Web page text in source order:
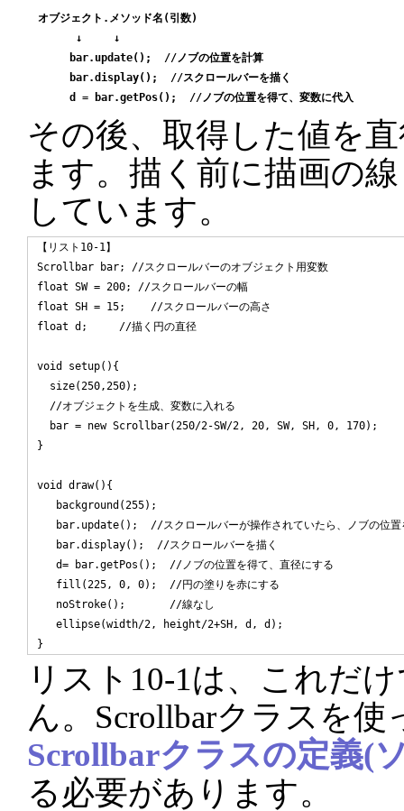
オブジェクト.メソッド名(引数)
      ↓     ↓
     bar.update();  //ノブの位置を計算
     bar.display();  //スクロールバーを描く
その後、取得した値を
ます。描く前に描画の
しています。
【リスト10-1】
Scrollbar bar; //スクロールバーのオブジェクト用変数
float SW = 200; //スクロールバーの幅
float SH = 15;    //スクロールバーの高さ
float d;     //描く円の直径
void setup(){
  size(250,250);
  //オブジェクトを生成、変数に入れる
  bar = new Scrollbar(250/2-SW/2, 20, SW, SH, 0, 170);
}
void draw(){
   background(255);
bar.update();  //スクロールバーが操作されていたら、ノブの位置
   bar.display();  //スクロールバーを描く
   d= bar.getPos();  //ノブの位置を得て、直径にする
   fill(225, 0, 0);  //円の塗りを赤にする
   noStroke();       //線なし
   ellipse(width/2, height/2+SH, d, d);
リスト10-1は、これだ
ん。Scrollbarクラスを
Scrollbarクラスの定義(
る必要があります。